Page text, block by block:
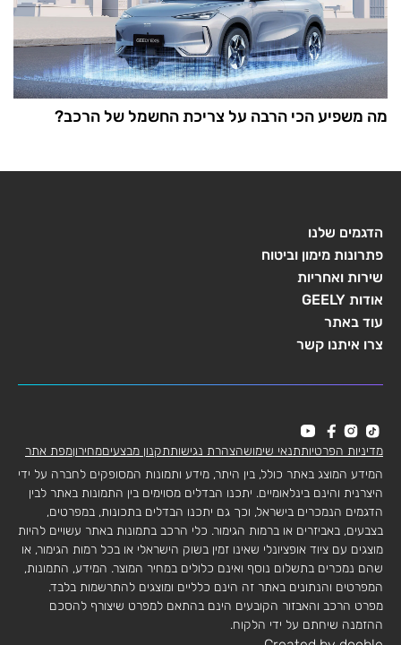
מה משפיע הכי הרבה על צריכת החשמל של הרכב?
הדגמים שלנו
פתרונות מימון וביטוח
שירות ואחריות
אודות GEELY
עוד באתר
צרו איתנו קשר
מדיניות הפרטיותתנאי שימושהצהרת נגישותתקנון מבצעיםמחירוןמפת אתר
המידע המוצג באתר כולל, בין היתר, מידע ותמונות המסופקים לחברה על ידי
היצרנית והינם בינלאומיים. יתכנו הבדלים מסוימים בין התמונות באתר לבין
הדגמים הנמכרים בישראל, וכך גם יתכנו הבדלים בתכונות, במפרטים,
בצבעים, באביזרים או ברמות הגימור. כלי הרכב בתמונות באתר עשויים להיות
מוצגים עם ציוד אופציונלי שאינו זמין בשוק הישראלי או בכל רמות הגימור, או
שהם נמכרים בתשלום נוסף ואינם כלולים במחיר המוצר. המידע, התמונות,
המפרטים והנתונים באתר זה הינם כלליים ומוצגים להתרשמות בלבד.
מפרט הרכב והאבזור הקובעים הינם בהתאם למפרט שיצורף להסכם
ההזמנה שיחתם על ידי הלקוח.